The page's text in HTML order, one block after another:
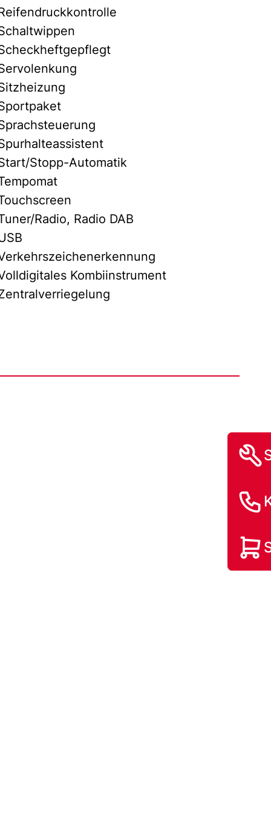
Stopp-Automatik
Radio, Radio DAB
Kombiinstrument